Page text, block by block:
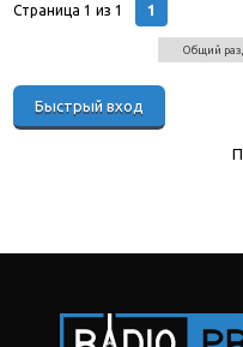
Страница1 из1 1